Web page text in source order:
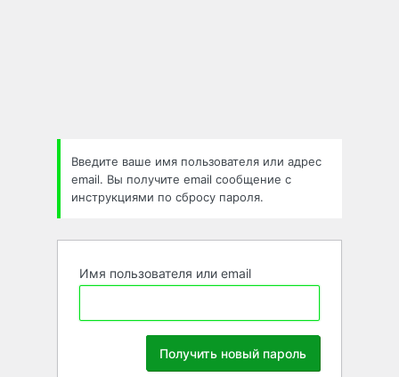
Введите ваше имя пользователя или адрес
email. Вы получите email сообщение с
инструкциями по сбросу пароля.
Имя пользователя или email